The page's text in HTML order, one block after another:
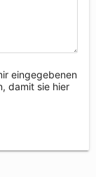
eingegebenen
damit sie hier